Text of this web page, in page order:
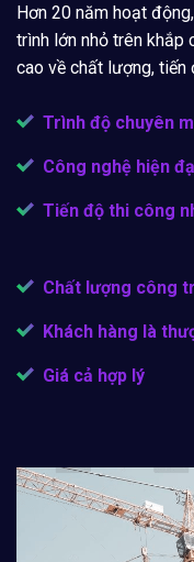
Hơn 20 năm hoạt
trình lớn nhỏ trên khắp
cao về chất lượng, tiến
Trình độ chuyên
Công nghệ hiện
Tiến độ thi công
Chất lượng công
Khách hàng là
Giá cả hợp lý